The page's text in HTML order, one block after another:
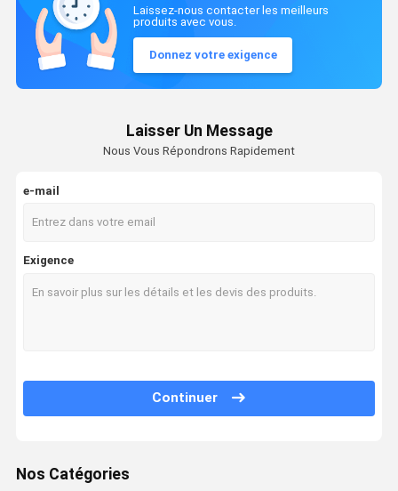
Laissez-nous contacter les meilleurs
produits avec vous.
Donnez votre exigence
Laisser Un Message
Nous Vous Répondrons Rapidement
e-mail
Exigence
Continuer
Nos Catégories